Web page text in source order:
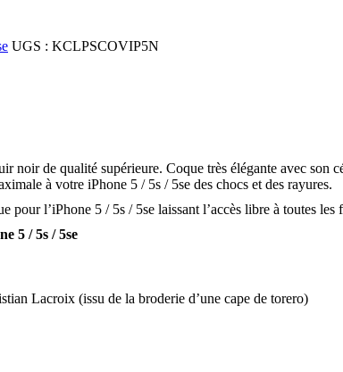
UGS : KCLPSCOVIP5N
noir de qualité supérieure. Coque très élégante avec son
à votre iPhone 5 / 5s / 5se des chocs et des rayures.
pour l’iPhone 5 / 5s / 5se laissant l’accès libre à toutes
5 / 5s / 5se
Lacroix (issu de la broderie d’une cape de torero)